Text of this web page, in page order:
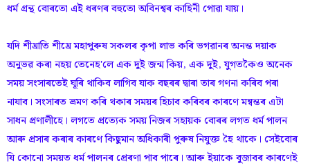
ধৰ্ম গ্ৰন্থ বোৰতো এই ধৰণৰ বহুতো অবিনশ্বৰ কাহিনী পোৱা যায়।
যদি শীঘ্রাতি শীঘ্ৰে মহাপুৰুষ সকলৰ কৃপা লাভ কৰি ভগৱানৰ অনন্ত দয়াক
অনুভৱ কৰা নহয় তেনেহ'লে এক দুই জন্ম কিয়, এক দুই, যুগতকৈও অনেক
সময় সংসাৰতেই ঘূৰি থাকিব লাগিব যাক বছৰৰ দ্বাৰা তাৰ গণনা কৰিব পৰা
নাযাব। সংসাৰত ভ্ৰমণ কৰি থকাৰ সময়ৰ হিচাব কৰিবৰ কাৰণে মন্বন্তৰ এটা
সাধন প্রণালীহে। লগতে প্রত্যেক সময় নিজৰ সহায়ক বোৰৰ লগত ধর্ম পালন
আৰু প্ৰসাৰ কৰাৰ কাৰণে কিছুমান অধিকাৰী পুৰুষ নিযুক্ত হৈ থাকে। সেইবোৰ
যি কোনো সময়ত ধর্ম পালনৰ প্ৰেৰণা পাব পাৰে। আৰু ইয়াকে বুজাবৰ কাৰণেই